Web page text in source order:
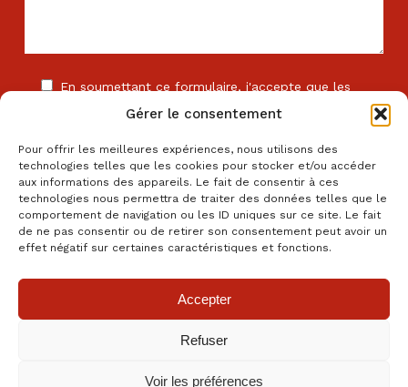
Gérer le consentement
Pour offrir les meilleures expériences, nous utilisons des
technologies telles que les cookies pour stocker et/ou accéder
aux informations des appareils. Le fait de consentir à ces
technologies nous permettra de traiter des données telles que le
comportement de navigation ou les ID uniques sur ce site. Le fait
de ne pas consentir ou de retirer son consentement peut avoir un
effet négatif sur certaines caractéristiques et fonctions.
Accepter
Refuser
Voir les préférences
En soumettant ce formulaire, j'accepte que les
informations saisies soient exploitées dans le cadre de
la relation commerciale avec l'entreprise . *
Les champs comportant le signe * sont obligatoires. En cas de
non réponse, votre demande ne pourra être traitée.
Mentions légales
Fait avec amour à Clermont-Ferrand parNuméria Communication